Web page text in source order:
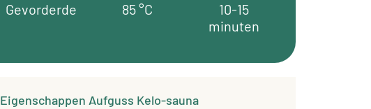
Gevorderde 85 °C
10-15
minuten
Eigenschappen Aufguss Kelo-sauna